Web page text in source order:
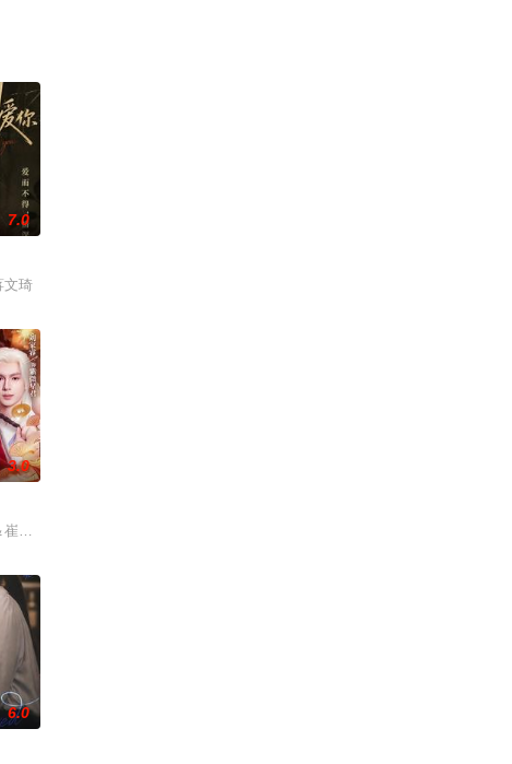
7.0
文琦
3.0
尹思汉
6.0